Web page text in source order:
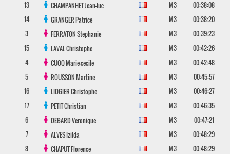
13
CHAMPANHETJean-luc M3
00:38:08
14
GRANGERPatrice M3
00:38:20
3
FERRATONStephanie M3
00:39:23
15
LAVALChristophe M3
00:42:26
4
CUOQMarie-cecile M3
00:42:48
5
ROUSSONMartine M3
00:45:57
16
LIOGIERChristophe M3
00:46:27
17
PETITChristian M3
00:46:35
6
DEBARDVeronique M3
00:47:21
7
ALVESIzilda M3
00:48:29
8
CHAPUTFlorence M3
00:48:29